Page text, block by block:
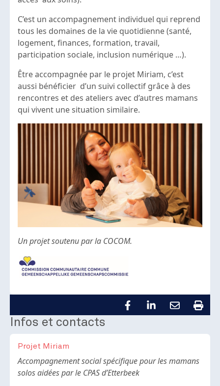
C’est un accompagnement individuel qui reprend
tous les domaines de la vie quotidienne (santé,
logement, finances, formation, travail,
participation sociale, inclusion numérique …).
Être accompagnée par le projet Miriam, c’est
aussi bénéficier d’un suivi collectif grâce à des
rencontres et des ateliers avec d’autres mamans
qui vivent une situation similaire.
Un projet soutenu par la COCOM.
Infos et contacts
Projet Miriam
Body
Accompagnement social spécifique pour les mamans
solos aidées par le CPAS d’Etterbeek